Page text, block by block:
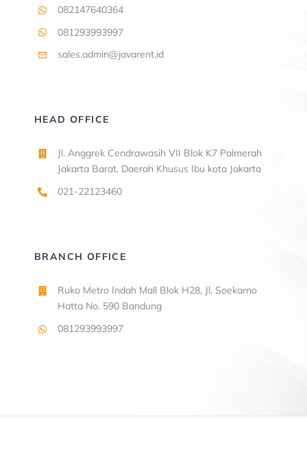
082147640364
081293993997
sales.admin@javarent.id
HEAD OFFICE
Jl. Anggrek Cendrawasih VII Blok K7 Palmerah
Jakarta Barat, Daerah Khusus Ibu kota Jakarta
021-22123460
BRANCH OFFICE
Ruko Metro Indah Mall Blok H28, Jl. Soekarno
Hatta No. 590 Bandung
081293993997